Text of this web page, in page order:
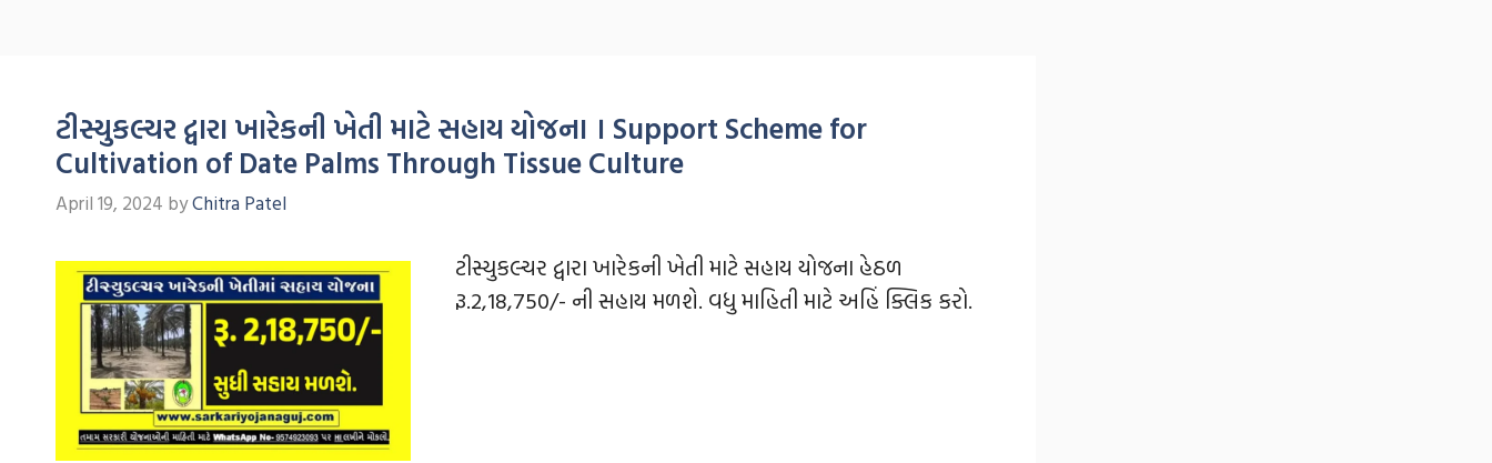
ટીસ્યુકલ્ચર દ્વારા ખારેકની ખેતી માટે સહાય યોજના । Support Scheme for
Cultivation of Date Palms Through Tissue Culture
April 19, 2024 byChitra Patel
ટીસ્યુકલ્ચર દ્વારા ખારેકની ખેતી માટે સહાય યોજના હેઠળ
રૂ.2,18,750/- ની સહાય મળશે. વધુ માહિતી માટે અહિં ક્લિક કરો.